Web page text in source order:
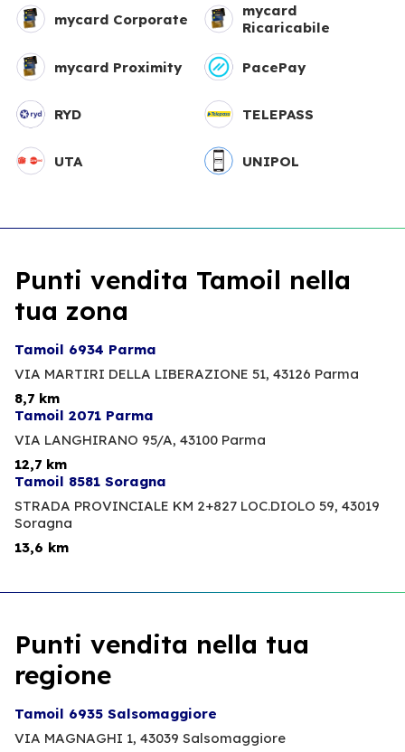
mycard Corporate
mycard
Ricaricabile
mycard Proximity PacePay
RYD TELEPASS
UTA UNIPOL
Punti vendita Tamoil nella
tua zona
Tamoil 6934 Parma
VIA MARTIRI DELLA LIBERAZIONE 51, 43126 Parma
8,7 km
Tamoil 2071 Parma
VIA LANGHIRANO 95/A, 43100 Parma
12,7 km
Tamoil 8581 Soragna
STRADA PROVINCIALE KM 2+827 LOC.DIOLO 59, 43019
Soragna
13,6 km
Punti vendita nella tua
regione
Tamoil 6935 Salsomaggiore
VIA MAGNAGHI 1, 43039 Salsomaggiore